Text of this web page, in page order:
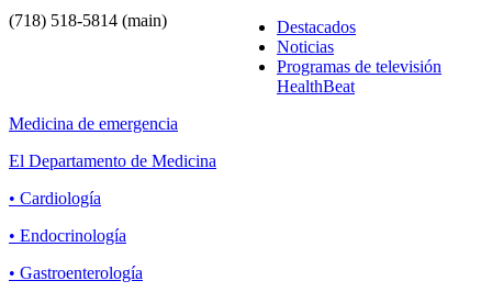
Destacados
Noticias
Programas de televisión
HealthBeat
Medicina de emergencia
El Departamento de Medicina
• Cardiología
• Endocrinología
• Gastroenterología
(718) 518-5814 (main)